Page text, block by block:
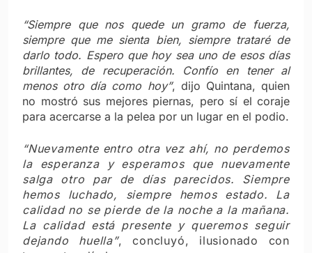
“Siempre que nos quede un gramo de fuerza,
siempre que me sienta bien, siempre trataré de
darlo todo. Espero que hoy sea uno de esos días
brillantes, de recuperación. Confío en tener al
menos otro día como hoy”, dijo Quintana, quien
no mostró sus mejores piernas, pero sí el coraje
para acercarse a la pelea por un lugar en el podio.
“Nuevamente entro otra vez ahí, no perdemos
la esperanza y esperamos que nuevamente
salga otro par de días parecidos. Siempre
hemos luchado, siempre hemos estado. La
calidad no se pierde de la noche a la mañana.
La calidad está presente y queremos seguir
dejando huella”, concluyó, ilusionado con